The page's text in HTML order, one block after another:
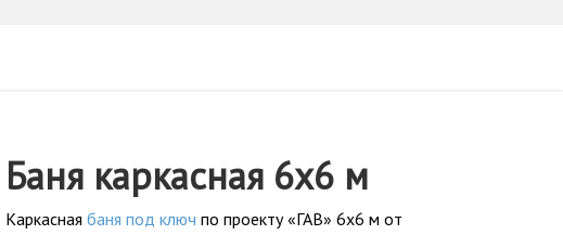
Баня каркасная 6x6 м
Каркасная баня под ключ по проекту «ГАВ» 6x6 м от